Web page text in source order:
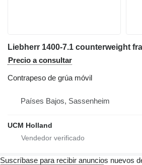
Liebherr 1400-7.1 counterweight
Precio a consultar
Contrapeso de grúa móvil
Países Bajos, Sassenheim
UCM Holland
Suscríbase para recibir anuncios nuevos